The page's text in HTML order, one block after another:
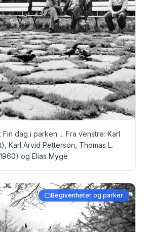
parken ... Fra venstre: Karl
Karl Arvid Petterson, Thomas L.
og Elias Myge
Begivenheter og parker